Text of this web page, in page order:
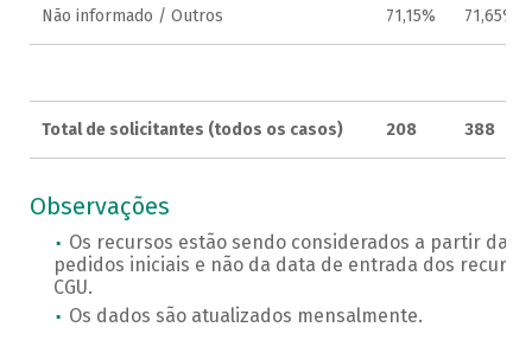
Não informado / Outros 71,15% 71,65%
Total de solicitantes (todos os casos) 208 388
Observações
Os recursos estão sendo considerados a partir da
pedidos iniciais e não da data de entrada dos
CGU.
Os dados são atualizados mensalmente.